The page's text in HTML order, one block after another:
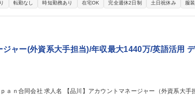
業（直販）およびアライアンス交渉 ■大手企業（Enterprise）に対す
募集職種 【シニアセールスマネージャー - Merp
転勤なし 時短勤務あり 在宅OK 完全週休2日制 土日祝休み 服
ジャー(外資系大手担当)/年収最大1440万/英語活用
ネージャー（外資系大手担当）/